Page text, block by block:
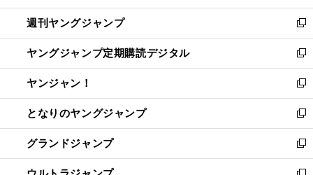
開
く
ウ
で
開
く
ン
ド
ウ
で
開
く
ウ
ィ
ン
ド
ウ
で
開
く
週刊ヤングジャンプ
新
し
い
ウ
ィ
ン
ド
ウ
で
開
ヤングジャンプ定期購読デジタル
新
し
い
ウ
ィ
ン
ド
ウ
ヤンジャン！
新
し
い
ウ
ィ
ン
となりのヤングジャンプ
新
し
い
ウ
グランドジャンプ
新
し